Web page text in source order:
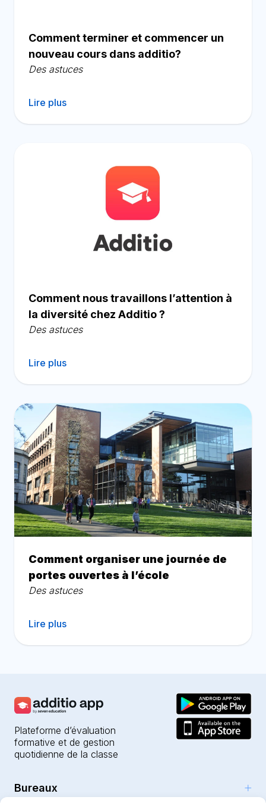
Comment terminer et commencer un
nouveau cours dans additio?
Des astuces
Lire plus
Comment nous travaillons l’attention à
la diversité chez Additio ?
Des astuces
Lire plus
Comment organiser une journée de
portes ouvertes à l’école
Des astuces
Lire plus
Plateforme d’évaluation
formative et de gestion
quotidienne de la classe
Bureaux